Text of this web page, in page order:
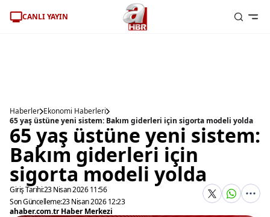
CANLI YAYIN
Haberler Ekonomi Haberleri
65 yaş üstüne yeni sistem: Bakım giderleri için sigorta modeli yolda
65 yaş üstüne yeni sistem:
Bakım giderleri için
sigorta modeli yolda
Giriş Tarihi:23 Nisan 2026 11:56
Son Güncelleme:23 Nisan 2026 12:23
ahaber.com.tr Haber Merkezi